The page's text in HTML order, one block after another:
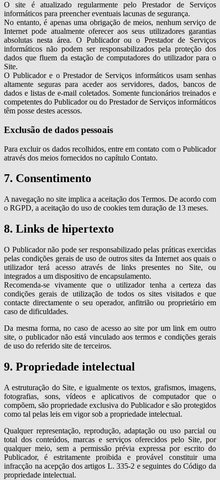
O site é atualizado regularmente pelo Prestador de Serviços
informáticos para preencher eventuais lacunas de segurança.
No entanto, é apenas uma obrigação de meios, nenhum serviço de
Internet pode atualmente oferecer aos seus utilizadores garantias
absolutas nesta área. O Publicador ou o Prestador de Serviços
informáticos não podem ser responsabilizados pela proteção dos
dados que fluem da estação de computadores do utilizador para o
Site.
O Publicador e o Prestador de Serviços informáticos usam senhas
altamente seguras para aceder aos servidores, dados, bancos de
dados e listas de e-mail coletados. Somente funcionários treinados e
competentes do Publicador ou do Prestador de Serviços informáticos
têm posse destes acessos.
Exclusão de dados pessoais
Para excluir os dados recolhidos, entre em contato com o Publicador
através dos meios fornecidos no capítulo Contato.
7. Consentimento
A navegação no site implica a aceitação dos Termos. De acordo com
o RGPD, a aceitação do uso de cookies tem duração de 13 meses.
8. Links de hipertexto
O Publicador não pode ser responsabilizado pelas práticas exercidas
pelas condições gerais de uso de outros sites da Internet aos quais o
utilizador terá acesso através de links presentes no Site, ou
integrados a um dispositivo de encapsulamento.
Recomenda-se vivamente que o utilizador tenha a certeza das
condições gerais de utilização de todos os sites visitados e que
contacte directamente o seu operador, anfitrião ou proprietário em
caso de dificuldades.
Da mesma forma, no caso de acesso ao site por um link em outro
site, o publicador não está vinculado aos termos e condições gerais
de uso do referido site de terceiros.
9. Propriedade intelectual
A estruturação do Site, e igualmente os textos, grafismos, imagens,
fotografias, sons, vídeos e aplicativos de computador que o
compõem, são propriedade exclusiva do Publicador e são protegidos
como tal pelas leis em vigor sob a propriedade intelectual.
Qualquer representação, reprodução, adaptação ou uso parcial ou
total dos conteúdos, marcas e serviços oferecidos pelo Site, por
qualquer meio, sem a permissão prévia expressa por escrito do
Publicador, é estritamente proibida e provável constituir uma
infracção na acepção dos artigos L. 335-2 e seguintes do Código da
propriedade intelectual.